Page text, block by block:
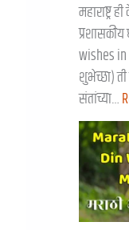
महाराष्ट्र
wishes in
शुभेच्छा) ती
संतांच्या…